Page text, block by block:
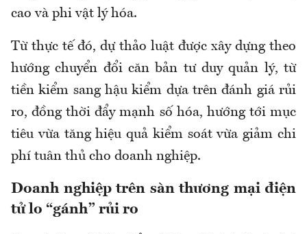
cao và phi vật lý hóa.
Từ thực tế đó, dự thảo luật được xây dựng theo
hướng chuyển đổi căn bản tư duy quản lý, từ
tiền kiểm sang hậu kiểm dựa trên đánh giá rủi
ro, đồng thời đẩy mạnh số hóa, hướng tới mục
tiêu vừa tăng hiệu quả kiểm soát vừa giảm chi
phí tuân thủ cho doanh nghiệp.
Doanh nghiệp trên sàn thương mại điện
tử lo “gánh” rủi ro